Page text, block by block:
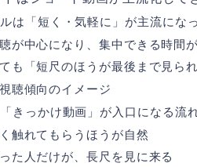
は「短く・気軽に」が主流にな
が中心になり、集中できる時間
も「短尺のほうが最後まで見られ
聴傾向のイメージ
きっかけ動画」が入口になる流
触れてもらうほうが自然
た人だけが、長尺を見に来る